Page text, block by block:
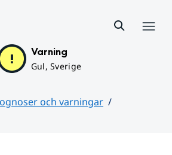
Varning
Gul, Sverige
och varningar